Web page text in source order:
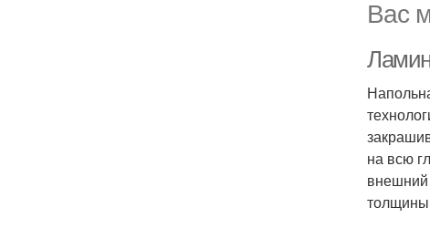
Вас
на всю
внешний
толщины